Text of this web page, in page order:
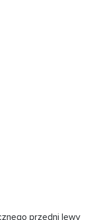
przedni lewy